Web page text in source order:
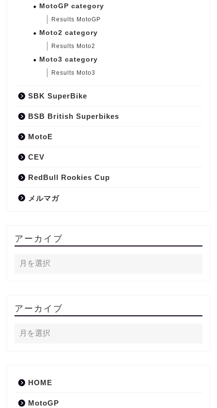
MotoGP category
Results MotoGP
Moto2 category
Results Moto2
Moto3 category
Results Moto3
SBK SuperBike
BSB British Superbikes
MotoE
CEV
RedBull Rookies Cup
メルマガ
アーカイブ
アーカイブ
HOME
MotoGP